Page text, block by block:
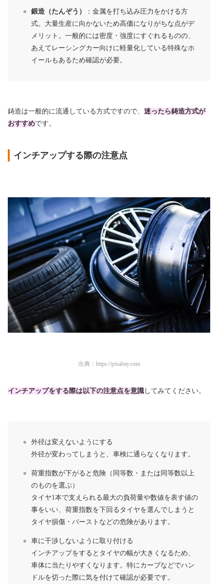
鍛造（たんぞう）
：金属を打ち込み圧力をかける方
式。大量生産に向かないため高価になりがちな点がデ
メリット。一般的には密度・強度にすぐれるものの、
あえてレーシングカー向けに軽量化している特殊なホ
イールもあるため確認が必要。
鋳造は一般的に流通している方式ですので、 迷ったら鋳造方式が
おすすめです。
インチアップする際の注意点
出典： https://pixabay.com
インチアップをする際は以下の注意点を意識 してみてください。
外径は変えないようにする
外径が変わってしまうと、車検に通らなくなります。
荷重指数が下がると危険（同等数・または同等数以上
のものを選ぶ）
タイヤ1本で支えられる最大の負荷量や数値を表す値の
事をいい、荷重指数を下回るタイヤを選んでしまうと
タイヤ損傷・バーストなどの危険があります。
車に干渉しないように取り付ける
インチアップをするとタイヤの幅が大きくなるため、
車体に当たりやすくなります。特にカーブなどでハン
ドルを切った際に気を付けて確認が必要です。